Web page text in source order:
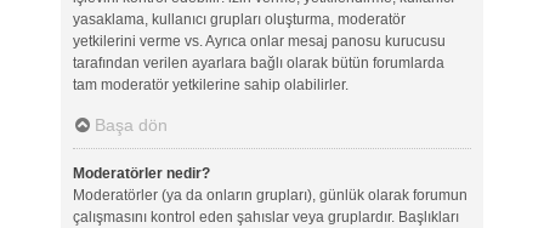
yasaklama, kullanıcı grupları oluşturma, moderatör
yetkilerini verme vs. Ayrıca onlar mesaj panosu kurucusu
tarafından verilen ayarlara bağlı olarak bütün forumlarda
tam moderatör yetkilerine sahip olabilirler.
Başa dön
Moderatörler nedir?
Moderatörler (ya da onların grupları), günlük olarak forumun
çalışmasını kontrol eden şahıslar veya gruplardır. Başlıkları